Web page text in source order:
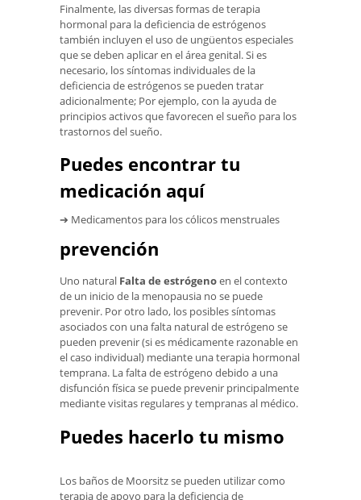
Finalmente, las diversas formas de terapia
hormonal para la deficiencia de estrógenos
también incluyen el uso de ungüentos especiales
que se deben aplicar en el área genital. Si es
necesario, los síntomas individuales de la
deficiencia de estrógenos se pueden tratar
adicionalmente; Por ejemplo, con la ayuda de
principios activos que favorecen el sueño para los
trastornos del sueño.
Puedes encontrar tu
medicación aquí
➔ Medicamentos para los cólicos menstruales
prevención
Uno natural Falta de estrógenoen el contexto
de un inicio de la menopausia no se puede
prevenir. Por otro lado, los posibles síntomas
asociados con una falta natural de estrógeno se
pueden prevenir (si es médicamente razonable en
el caso individual) mediante una terapia hormonal
temprana. La falta de estrógeno debido a una
disfunción física se puede prevenir principalmente
mediante visitas regulares y tempranas al médico.
Puedes hacerlo tu mismo
Los baños de Moorsitz se pueden utilizar como
terapia de apoyo para la deficiencia de